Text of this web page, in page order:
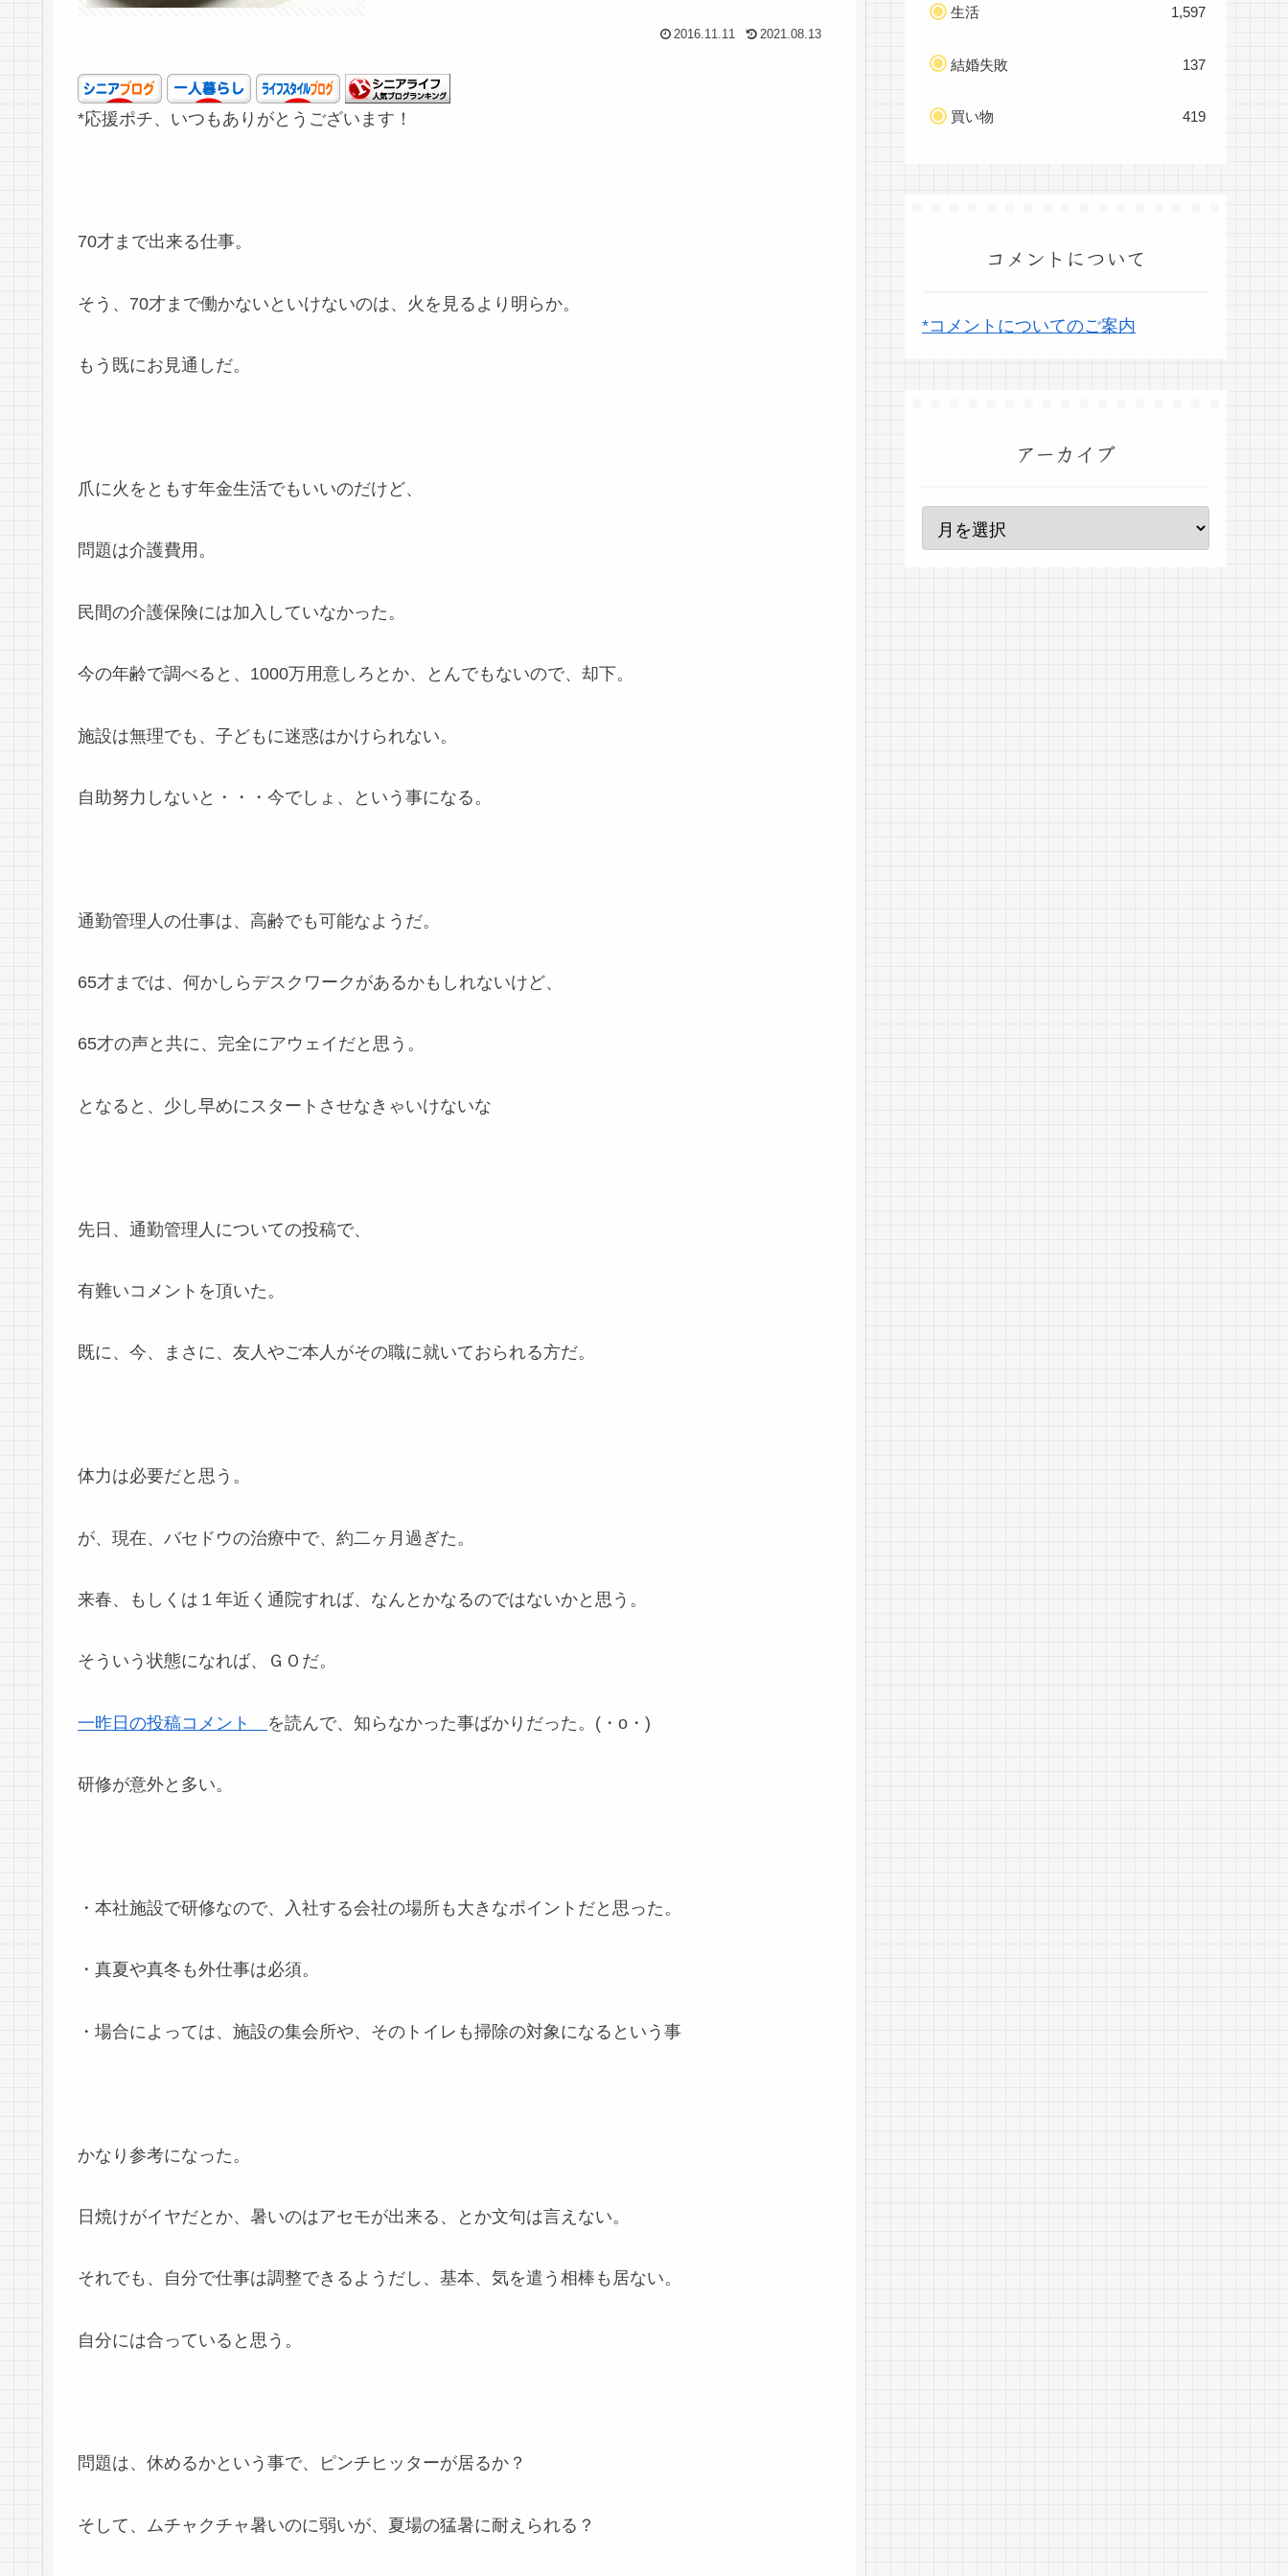
2016.11.11 2021.08.13
*応援ポチ、いつもありがとうございます！
70才まで出来る仕事。
そう、70才まで働かないといけないのは、火を見るより明らか。
もう既にお見通しだ。
爪に火をともす年金生活でもいいのだけど、
問題は介護費用。
民間の介護保険には加入していなかった。
今の年齢で調べると、1000万用意しろとか、とんでもないので、却下。
施設は無理でも、子どもに迷惑はかけられない。
自助努力しないと・・・今でしょ、という事になる。
通勤管理人の仕事は、高齢でも可能なようだ。
65才までは、何かしらデスクワークがあるかもしれないけど、
65才の声と共に、完全にアウェイだと思う。
となると、少し早めにスタートさせなきゃいけないな
先日、通勤管理人についての投稿で、
有難いコメントを頂いた。
既に、今、まさに、友人やご本人がその職に就いておられる方だ。
体力は必要だと思う。
が、現在、バセドウの治療中で、約二ヶ月過ぎた。
来春、もしくは１年近く通院すれば、なんとかなるのではないかと思う。
そういう状態になれば、ＧＯだ。
一昨日の投稿コメント を読んで、知らなかった事ばかりだった。(・o・)
研修が意外と多い。
・本社施設で研修なので、入社する会社の場所も大きなポイントだと思った。
・真夏や真冬も外仕事は必須。
・場合によっては、施設の集会所や、そのトイレも掃除の対象になるという事
かなり参考になった。
日焼けがイヤだとか、暑いのはアセモが出来る、とか文句は言えない。
それでも、自分で仕事は調整できるようだし、基本、気を遣う相棒も居ない。
自分には合っていると思う。
問題は、休めるかという事で、ピンチヒッターが居るか？
そして、ムチャクチャ暑いのに弱いが、夏場の猛暑に耐えられる？
生活 1,597
結婚失敗 137
買い物 419
コメントについて
*コメントについてのご案内
アーカイブ